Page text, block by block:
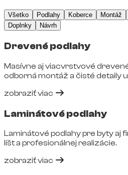
Všetko Podlahy Koberce Montáž
Doplnky
Návrh
Drevené podlahy
Masívne aj viacvrstvové
odborná montáž a čisté detaily
zobraziť viac
Laminátové podlahy
Laminátové podlahy pre byty aj
líšt a profesionálnej realizácie.
zobraziť viac